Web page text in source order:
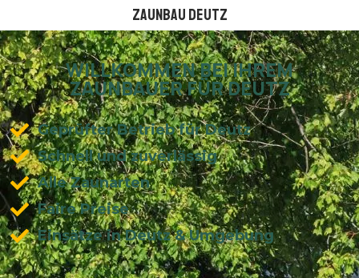
Zaunbau Deutz
WILLKOMMEN BEI IHREM
ZAUNBAUER FÜR DEUTZ
Geprüfter Betrieb für Deutz
Schnell und zuverlässig
Alle Zaunarten
Faire Preise
Einsätze in Deutz & Umgebung